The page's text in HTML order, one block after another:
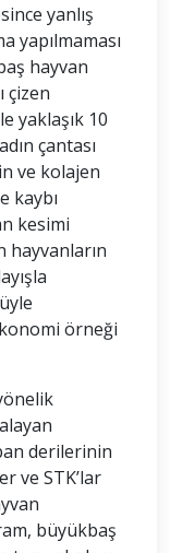
yanlış
yapılmaması
hayvan
çizen
yaklaşık 10
çantası
ve kolajen
kaybı
kesimi
hayvanların
örneği
derilerinin
ve STK’lar
büyükbaş